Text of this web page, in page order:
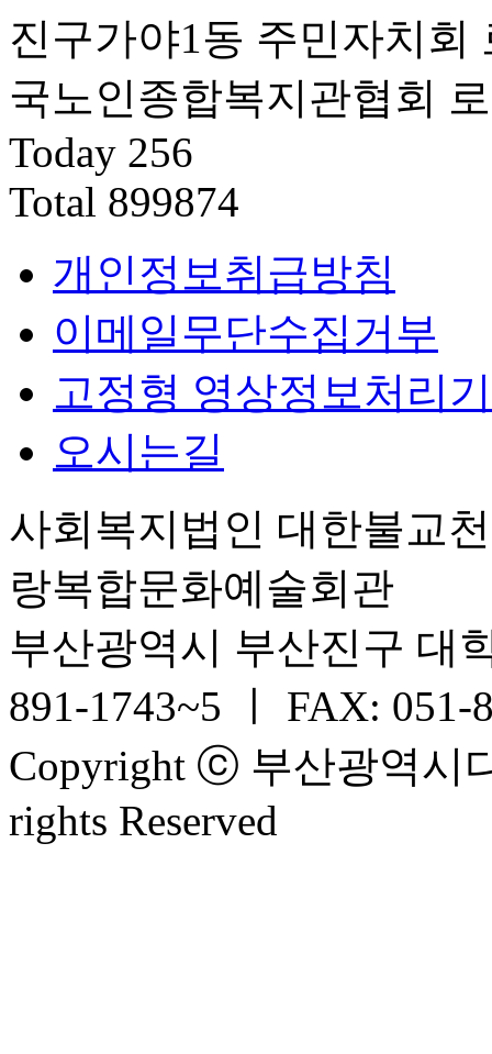
Today 256
Total 899874
개인정보취급방침
이메일무단수집거부
고정형 영상정보처리
오시는길
사회복지법인 대한불교
랑복합문화예술회관
부산광역시 부산진구 대
891-1743~5 ㅣ FAX: 051-
Copyright ⓒ 부산광역시
rights Reserved